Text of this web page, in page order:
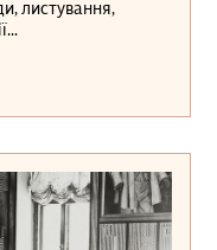
листування,